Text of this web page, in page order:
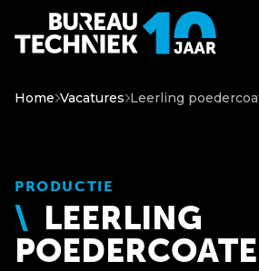
Home Vacatures Leerling
PRODUCTIE
LEERLING